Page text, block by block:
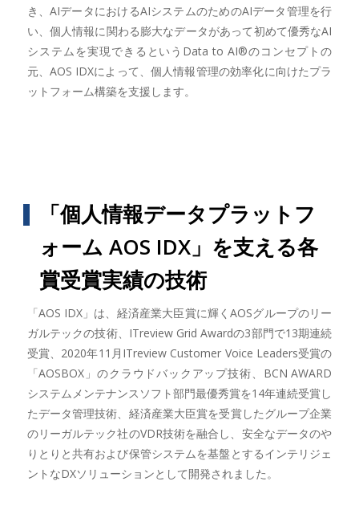
き、AIデータにおけるAIシステムのためのAIデータ管理を行
い、個人情報に関わる膨大なデータがあって初めて優秀なAI
システムを実現できるというData to AI®︎のコンセプトの
元、AOS IDXによって、個人情報管理の効率化に向けたプラ
ットフォーム構築を支援します。
「個人情報データプラットフ
ォーム AOS IDX」を支える各
賞受賞実績の技術
「AOS IDX」は、経済産業大臣賞に輝くAOSグループのリー
ガルテックの技術、ITreview Grid Awardの3部門で13期連続
受賞、2020年11月ITreview Customer Voice Leaders受賞の
「AOSBOX」のクラウドバックアップ技術、BCN AWARD
システムメンテナンスソフト部門最優秀賞を14年連続受賞し
たデータ管理技術、経済産業大臣賞を受賞したグループ企業
のリーガルテック社のVDR技術を融合し、安全なデータのや
りとりと共有および保管システムを基盤とするインテリジェ
ントなDXソリューションとして開発されました。